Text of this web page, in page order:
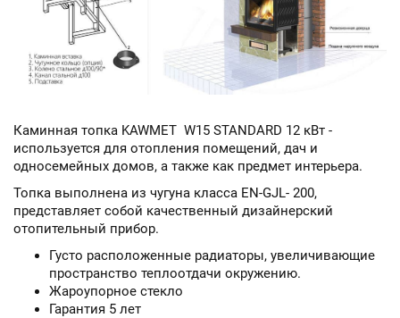
Каминная топка KAWMET W15 STANDARD 12 кВт -
используется для отопления помещений, дач и
односемейных домов, а также как предмет интерьера.
Топка выполнена из чугуна класса EN-GJL- 200,
представляет собой качественный дизайнерский
отопительный прибор.
Густо расположенные радиаторы, увеличивающие
пространство теплоотдачи окружению.
Жароупорное стекло
Гарантия 5 лет